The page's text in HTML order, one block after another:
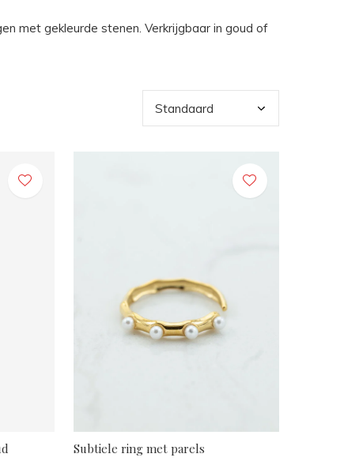
met gekleurde stenen. Verkrijgbaar in goud of
Subtiele ring met parels